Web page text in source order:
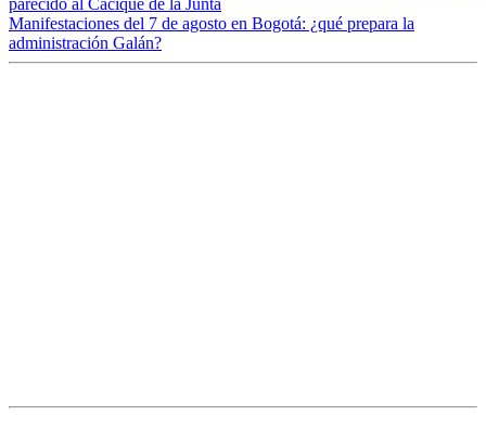
parecido al Cacique de la Junta
Manifestaciones del 7 de agosto en Bogotá: ¿qué prepara la
administración Galán?